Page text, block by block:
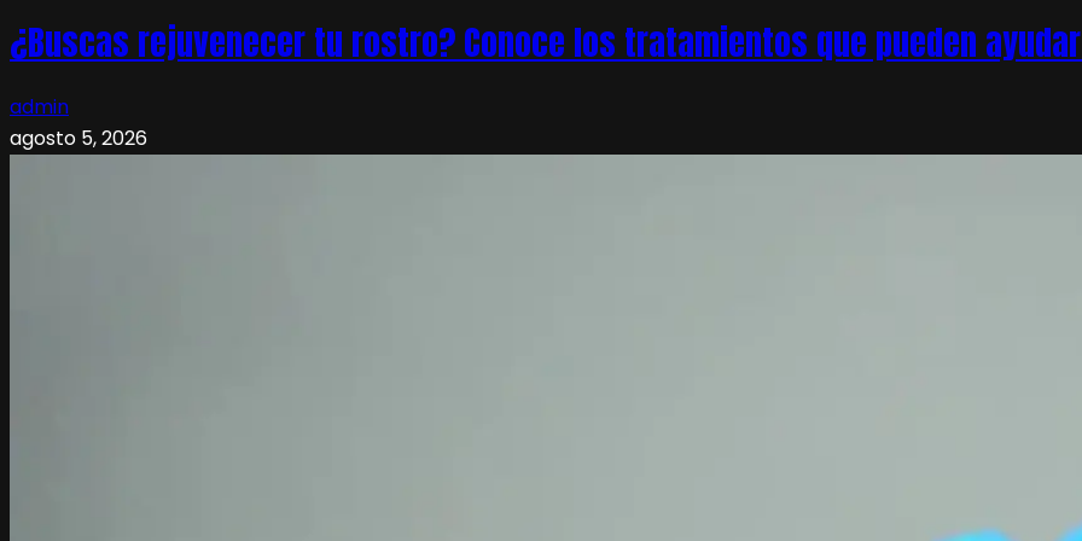
¿Buscas rejuvenecer tu rostro? Conoce los tratamientos que pueden
admin
agosto 5, 2026